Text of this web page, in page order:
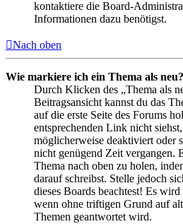
kontaktiere die Board-
Informationen dazu benötigst.
Nach oben
Wie markiere ich ein Thema als neu?
Durch Klicken des „Thema als
Beitragsansicht kannst du das
auf die erste Seite des Forums
entsprechenden Link nicht
möglicherweise deaktiviert oder
nicht genügend Zeit vergangen.
Thema nach oben zu holen,
darauf schreibst. Stelle jedoch
dieses Boards beachtest! Es
wenn ohne triftigen Grund auf
Themen geantwortet wird.